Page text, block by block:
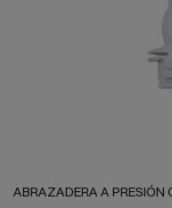
ABRAZADERA A PRESIÓN